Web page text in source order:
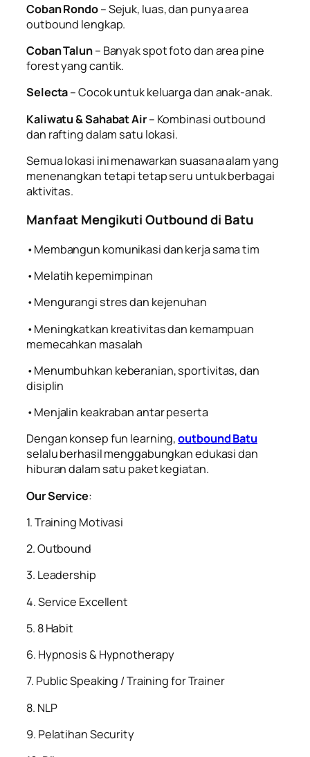
Coban Rondo– Sejuk, luas, dan punya area
outbound lengkap.
Coban Talun– Banyak spot foto dan area pine
forest yang cantik.
Selecta– Cocok untuk keluarga dan anak-anak.
Kaliwatu & Sahabat Air– Kombinasi outbound
dan rafting dalam satu lokasi.
Semua lokasi ini menawarkan suasana alam yang
menenangkan tetapi tetap seru untuk berbagai
aktivitas.
Manfaat Mengikuti Outbound di Batu
•Membangun komunikasi dan kerja sama tim
•Melatih kepemimpinan
•Mengurangi stres dan kejenuhan
•Meningkatkan kreativitas dan kemampuan
memecahkan masalah
•Menumbuhkan keberanian, sportivitas, dan
disiplin
•Menjalin keakraban antar peserta
Dengan konsep fun learning,outbound Batu
selalu berhasil menggabungkan edukasi dan
hiburan dalam satu paket kegiatan.
Our Service:
1. Training Motivasi
2. Outbound
3. Leadership
4. Service Excellent
5. 8 Habit
6. Hypnosis & Hypnotherapy
7. Public Speaking / Training for Trainer
8. NLP
9. Pelatihan Security